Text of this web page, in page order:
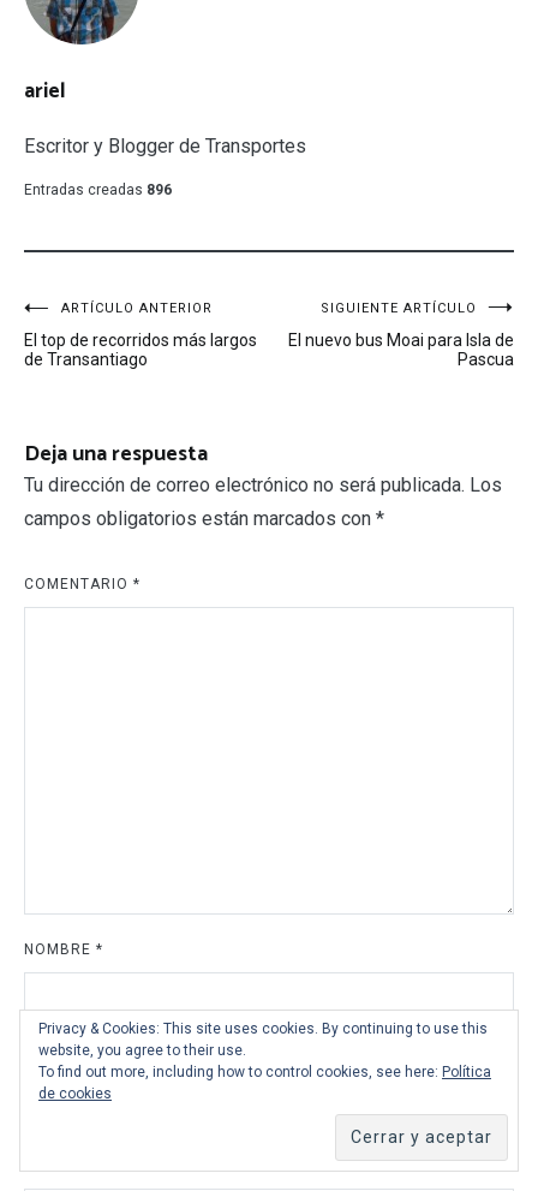
ariel
Escritor y Blogger de Transportes
Entradas creadas 896
Navegación
de
ARTÍCULO ANTERIOR
El top de recorridos más largos
de Transantiago
SIGUIENTE ARTÍCULO
El nuevo bus Moai para Isla de
Pascua
Deja una respuesta
Tu dirección de correo electrónico no será publicada. Los
campos obligatorios están marcados con *
COMENTARIO *
NOMBRE *
CORREO ELECTRÓNICO*
Privacy & Cookies: This site uses cookies. By continuing to use this
website, you agree to their use.
To find out more, including how to control cookies, see here: Política
de cookies